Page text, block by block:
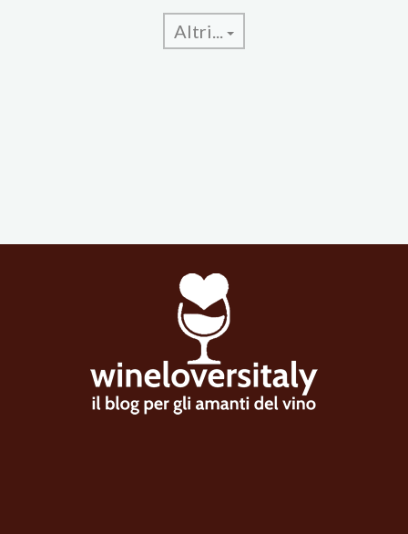
Altri...